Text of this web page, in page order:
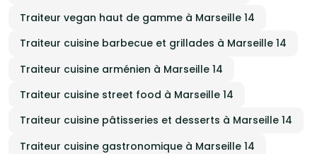
Traiteur vegan haut de gamme à Marseille 14
Traiteur cuisine barbecue et grillades à Marseille 14
Traiteur cuisine arménien à Marseille 14
Traiteur cuisine street food à Marseille 14
Traiteur cuisine pâtisseries et desserts à Marseille 14
Traiteur cuisine gastronomique à Marseille 14